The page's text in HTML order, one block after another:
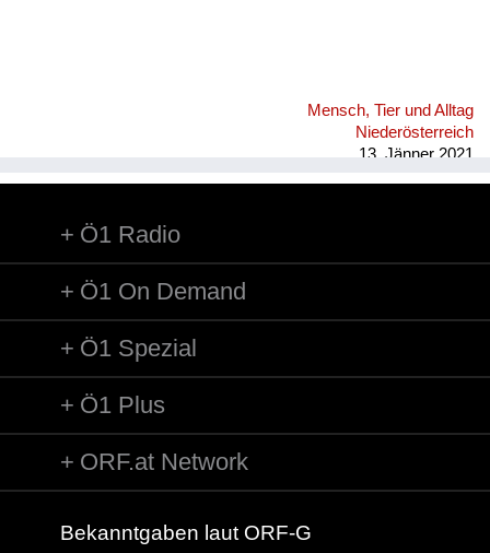
Mensch, Tier und Alltag
Niederösterreich
13. Jänner 2021
Ö1 Radio
Ö1 On Demand
Ö1 Spezial
Ö1 Plus
ORF.at Network
Bekanntgaben laut ORF-G